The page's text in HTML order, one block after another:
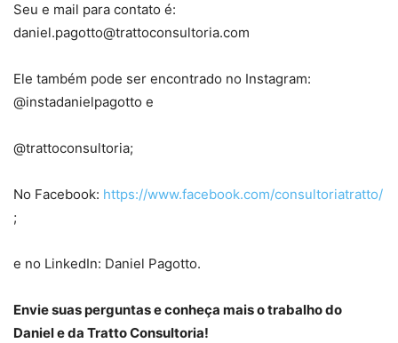
Seu e mail para contato é:
daniel.pagotto@trattoconsultoria.com
Ele também pode ser encontrado no Instagram:
@instadanielpagotto e
@trattoconsultoria;
No Facebook: https://www.facebook.com/consultoriatratto/
;
e no LinkedIn: Daniel Pagotto.
Envie suas perguntas e conheça mais o trabalho do
Daniel e da Tratto Consultoria!